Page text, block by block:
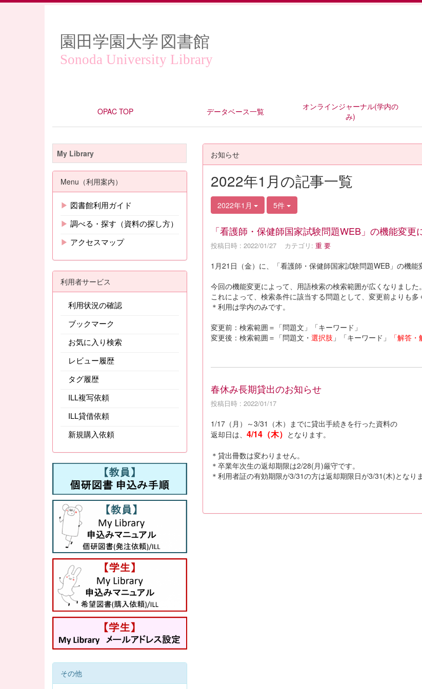
園田学園大学 図書館
Sonoda University Library
OPAC TOP データベース一覧
オンラインジャーナル(学内の
み)
お知らせ
2022年1月の記事一覧
2022年1月 5件
「看護師・保健師国家試験問題WEB」の機能変更
投稿日時 : 2022/01/27 カテゴリ: 重 要
1月21日（金）に、「看護師・保健師国家試験問題WEB」の機能
今回の機能変更によって、用語検索の検索範囲が広くなりました。
これによって、検索条件に該当する問題として、変更前よりも多
＊利用は学内のみです。
変更前：検索範囲＝「問題文」「キーワード」
変更後：検索範囲＝「問題文・ 選択肢 」「キーワード」 「解答・
春休み長期貸出のお知らせ
投稿日時 : 2022/01/17
1/17（月）～3/31（木）までに貸出手続きを行った資料の
返却日は、 4/14（木） となります。
＊貸出冊数は変わりません。
＊卒業年次生の返却期限は2/28(月)厳守です。
＊利用者証の有効期限が3/31の方は返却期限日が3/31(木)となりま
My Library
Menu（利用案内）
▶ 図書館利用ガイド
▶ 調べる・探す（資料の探し方）
▶ アクセスマップ
利用者サービス
利用状況の確認
ブックマーク
お気に入り検索
レビュー履歴
タグ履歴
ILL複写依頼
ILL貸借依頼
新規購入依頼
その他